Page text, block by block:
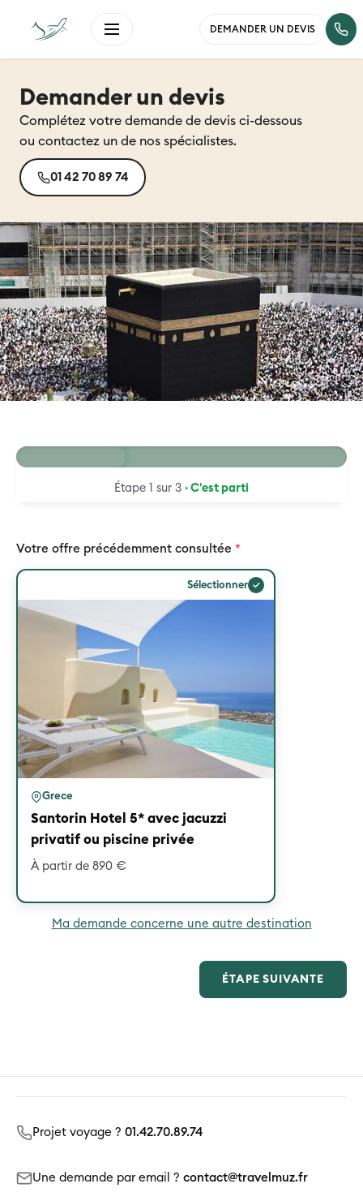
DEMANDER UN DEVIS
Demander un devis
Complétez votre demande de devis ci-dessous
ou contactez un de nos spécialistes.
01 42 70 89 74
Étape 1 sur 3 · C'est parti
Votre offre précédemment consultée *
Sélectionner ✓
Grece
Santorin Hotel 5* avec jacuzzi
privatif ou piscine privée
À partir de 890 €
Ma demande concerne une autre destination
ÉTAPE SUIVANTE
Projet voyage ? 01.42.70.89.74
Une demande par email ? contact@travelmuz.fr